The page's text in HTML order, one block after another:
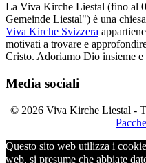
La Viva Kirche Liestal (fino al
Gemeinde Liestal") è una
Viva Kirche Svizzera
motivati a trovare e
Cristo. Adoriamo Dio insieme e
Media sociali
© 2026 Viva Kirche Liestal -
Questo sito web utilizza i
web, si presume che abbiate